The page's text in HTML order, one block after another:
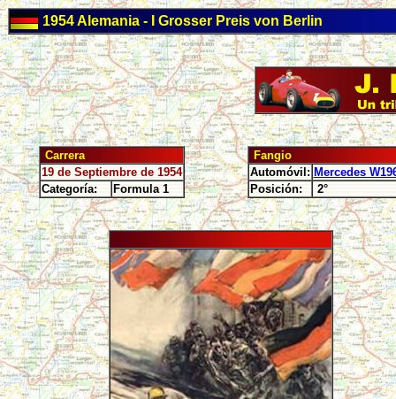
1954 Alemania - I Grosser Preis von Berlin
Carrera
19 de Septiembre de 1954
Categoría:
Formula 1
Fangio
Automóvil: Mercedes
Posición:
2°